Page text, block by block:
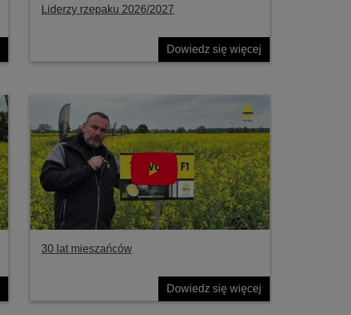
Liderzy rzepaku 2026/2027
Dowiedz się więcej
30 lat mieszańców
Dowiedz się więcej